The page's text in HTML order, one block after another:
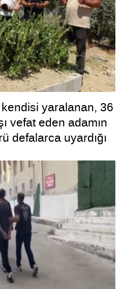
yaralanan, 36
vefat eden adamın
defalarca uyardığı